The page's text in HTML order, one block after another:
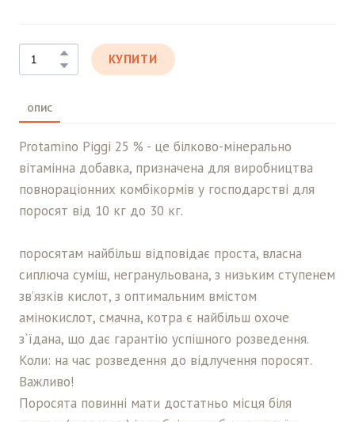
КУПИТИ
ОПИС
Protamino Piggi 25 % - це білково-мінерально
вітамінна добавка, призначена для виробництва
повнораціонних комбікормів у господарстві для
поросят від 10 кг до 30 кг.
поросятам найбільш відповідає проста, власна
сиплюча суміш, негранульована, з низьким ступенем
зв’язків кислот, з оптимальним вмістом
амінокислот, смачна, котра є найбільш охоче
з`їдана, що дає гарантію успішного розведення.
Коли: на час розведення до відлучення поросят.
Важливо!
Поросята повинні мати достатньо місця біля